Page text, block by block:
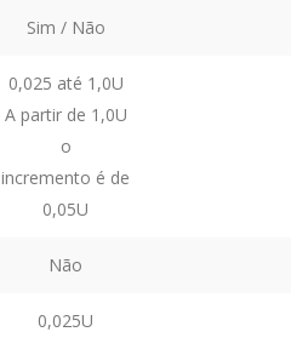
Sim / Não
0,025 até 1,0U
A partir de 1,0U
o
incremento é de
0,05U
Não
0,025U